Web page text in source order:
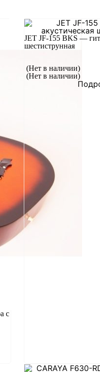
с
JET JF-155 BKS —
шестиструнная
(Нет в наличии)
(Нет в наличии)